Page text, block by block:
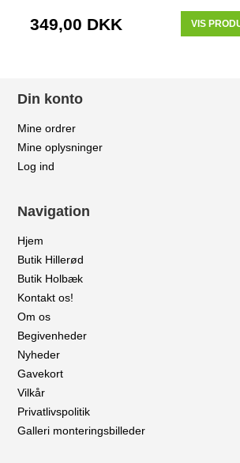
349,00 DKK VIS
Din konto
Mine ordrer
Mine oplysninger
Log ind
Navigation
Hjem
Butik Hillerød
Butik Holbæk
Kontakt os!
Om os
Begivenheder
Nyheder
Gavekort
Vilkår
Privatlivspolitik
Galleri monteringsbilleder